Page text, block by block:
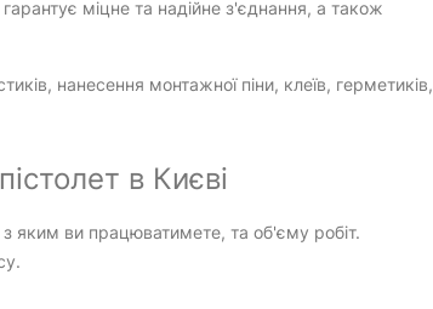
міцне та надійне з'єднання, а також
нанесення монтажної піни, клеїв, герметиків,
в Києві
з яким ви працюватимете, та об'єму робіт.